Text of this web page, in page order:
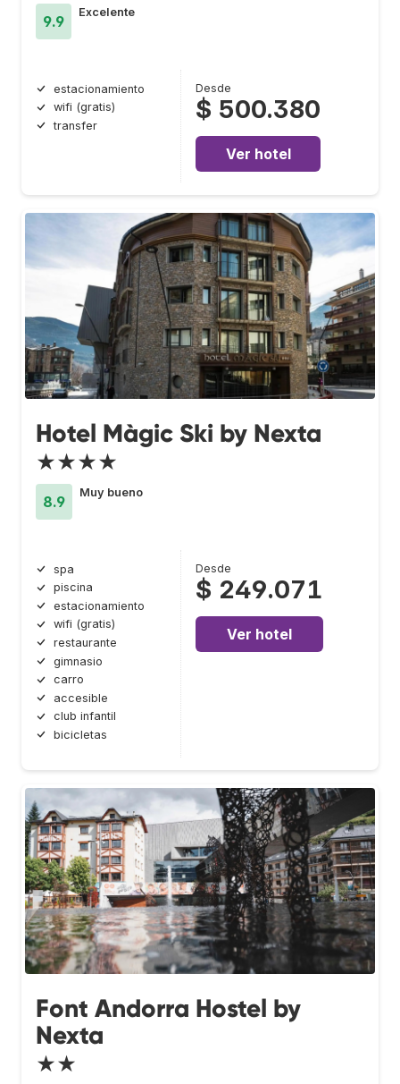
9.9
Excelente
estacionamiento
wifi (gratis)
transfer
Desde
$ 500.380
Ver hotel
Hotel Màgic Ski by Nexta
★★★★
8.9
Muy bueno
spa
piscina
estacionamiento
wifi (gratis)
restaurante
gimnasio
carro
accesible
club infantil
bicicletas
Desde
$ 249.071
Ver hotel
Font Andorra Hostel by
Nexta
★★